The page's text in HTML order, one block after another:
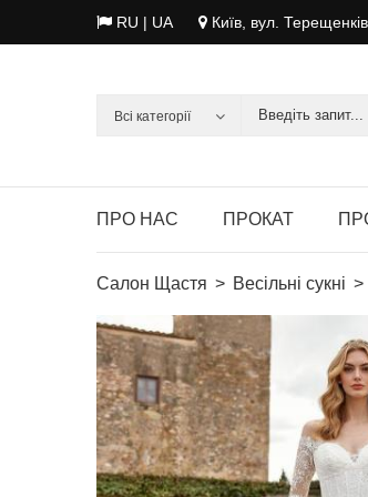
RU | UA Київ, вул.
Всі категорії
ПРО НАС ПРОКАТ
Салон Щастя Весільні сукні